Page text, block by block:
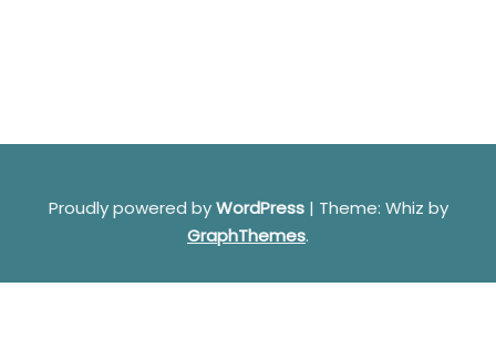
Proudly powered byWordPress | Theme: Whiz by
GraphThemes.